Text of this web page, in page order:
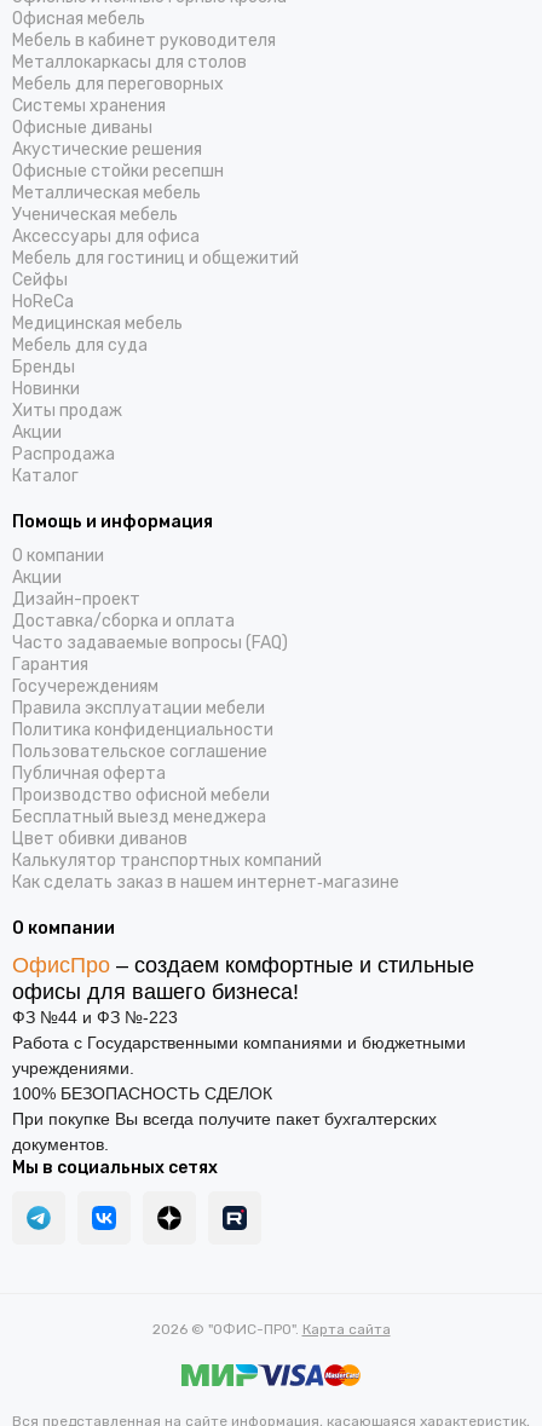
Офисная мебель
Мебель в кабинет руководителя
Металлокаркасы для столов
Мебель для переговорных
Системы хранения
Офисные диваны
Акустические решения
Офисные стойки ресепшн
Металлическая мебель
Ученическая мебель
Аксессуары для офиса
Мебель для гостиниц и общежитий
Cейфы
HoReCa
Медицинская мебель
Мебель для суда
Бренды
Новинки
Хиты продаж
Акции
Распродажа
Каталог
Помощь и информация
О компании
Акции
Дизайн-проект
Доставка/cборка и оплата
Часто задаваемые вопросы (FAQ)
Гарантия
Госучереждениям
Правила эксплуатации мебели
Политика конфиденциальности
Пользовательское соглашение
Публичная оферта
Производство офисной мебели
Бесплатный выезд менеджера
Цвет обивки диванов
Калькулятор транспортных компаний
Как сделать заказ в нашем интернет‑магазине
О компании
ОфисПро – создаем комфортные и стильные
офисы для вашего бизнеса!
ФЗ №44 и ФЗ №-223
Работа с Государственными компаниями и бюджетными
учреждениями.
100% БЕЗОПАСНОСТЬ СДЕЛОК
При покупке Вы всегда получите пакет бухгалтерских
документов.
Мы в социальных сетях
2026 © "ОФИС-ПРО". Карта сайта
Вся представленная на сайте информация, касающаяся характеристик,